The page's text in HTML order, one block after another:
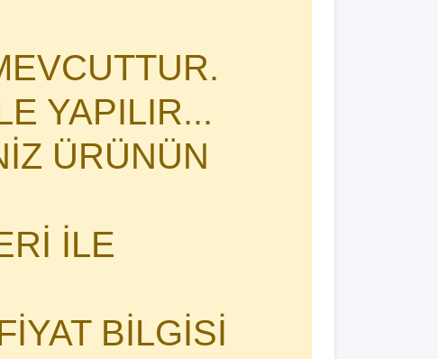
YAPILIR...
ÜRÜNÜN
İLE
BİLGİSİ